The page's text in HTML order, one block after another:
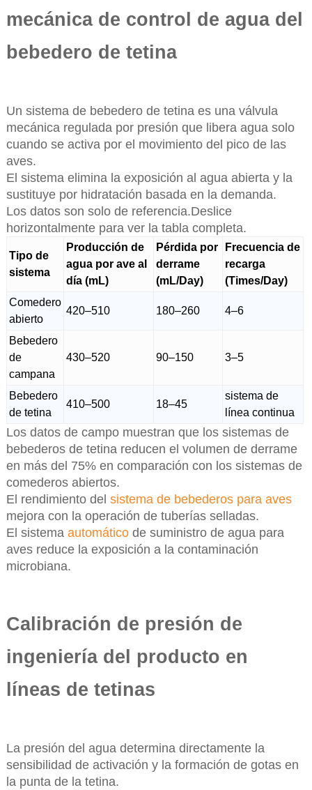
mecánica de control de agua del
bebedero de tetina
Un sistema de bebedero de tetina es una válvula
mecánica regulada por presión que libera agua solo
cuando se activa por el movimiento del pico de las
aves.
El sistema elimina la exposición al agua abierta y la
sustituye por hidratación basada en la demanda.
Los datos son solo de referencia.Deslice
horizontalmente para ver la tabla completa.
Tipo de
sistema
Producción de
agua por ave al
día (mL)
Pérdida por
derrame
(mL/Day)
Frecuencia de
recarga
(Times/Day)
Comedero
abierto
420–510 180–260 4–6
Bebedero
de
campana
430–520 90–150 3–5
Bebedero
de tetina
410–500 18–45
sistema de
línea continua
Los datos de campo muestran que los sistemas de
bebederos de tetina reducen el volumen de derrame
en más del 75% en comparación con los sistemas de
comederos abiertos.
El rendimiento del sistema de bebederos para aves
mejora con la operación de tuberías selladas.
El sistema automáticode suministro de agua para
aves reduce la exposición a la contaminación
microbiana.
Calibración de presión de
ingeniería del producto en
líneas de tetinas
La presión del agua determina directamente la
sensibilidad de activación y la formación de gotas en
la punta de la tetina.